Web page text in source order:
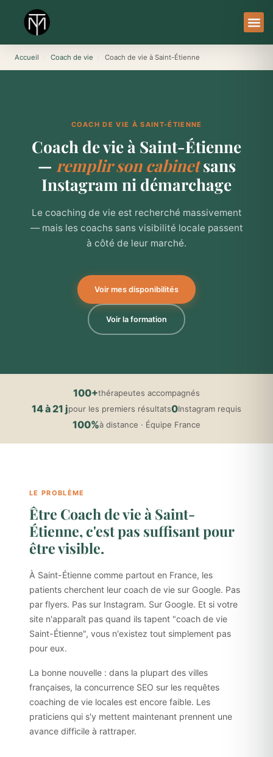
contenu
Accueil Coach de vie Coach de vie à Saint-Étienne
COACH DE VIE À SAINT-ÉTIENNE
Coach de vie à Saint-Étienne
— remplir son cabinetsans
Instagram ni démarchage
Le coaching de vie est recherché massivement
— mais les coachs sans visibilité locale passent
à côté de leur marché.
Voir mes disponibilités
Voir la formation
100+thérapeutes accompagnés
14 à 21 jpour les premiers résultats0Instagram requis
100%à distance · Équipe France
LE PROBLÈME
Être Coach de vie à Saint-
Étienne, c'est pas suffisant pour
être visible.
À Saint-Étienne comme partout en France, les
patients cherchent leur coach de vie sur Google. Pas
par flyers. Pas sur Instagram. Sur Google. Et si votre
site n'apparaît pas quand ils tapent "coach de vie
Saint-Étienne", vous n'existez tout simplement pas
pour eux.
La bonne nouvelle : dans la plupart des villes
françaises, la concurrence SEO sur les requêtes
coaching de vie locales est encore faible. Les
praticiens qui s'y mettent maintenant prennent une
avance difficile à rattraper.